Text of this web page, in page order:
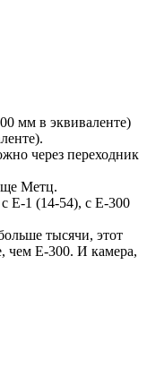
мм в эквиваленте)
через переходник
Метц.
Е-1 (14-54), с Е-300
тысячи, этот
чем Е-300. И камера,